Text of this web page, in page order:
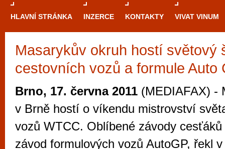
HLAVNÍ STRÁNKA INZERCE KONTAKTY VIVAT VINUM
Masarykův okruh hostí světový
cestovních vozů a formule Auto
Brno, 17. června 2011 (MEDIAFAX) -
v Brně hostí o víkendu mistrovství
vozů WTCC. Oblíbené závody
závod formulových vozů AutoGP, řekl
Průvodce
Brně: Od
Brno je
zajímavé
restaurace,
Mimo jiné je ale také místem, kde si